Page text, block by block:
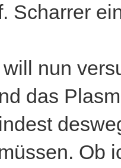
Scharrer
nun
das
Ob